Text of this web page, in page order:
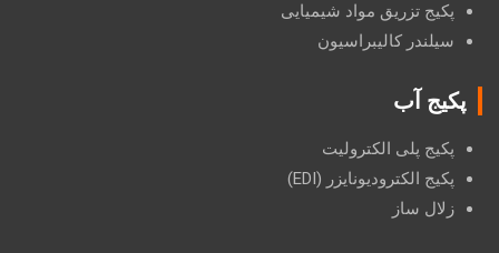
پکیج تزریق مواد شیمیایی
سیلندر کالیبراسیون
پکیج آب
پکیج پلی الکترولیت
پکیج الکترودیونایزر (EDI)
زلال ساز